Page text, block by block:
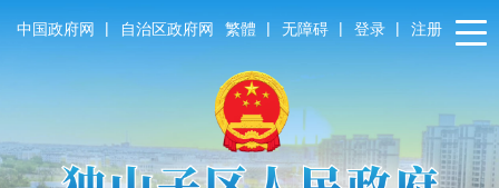
中国政府网 | 自治区政府网 繁體 | 无障碍 | 登录 | 注册